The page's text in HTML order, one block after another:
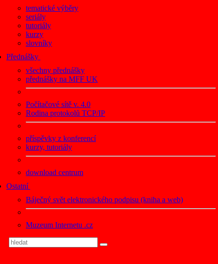
tematické výběry
seriály
tutoriály
kurzy
slovníky
Přednášky
všechny přednášky
přednášky na MFF UK
Počítačové sítě v. 4.0
Rodina protokolů TCP/IP
příspěvky z konferencí
kurzy, tutoriály
download centrum
Ostatní
Báječný svět elektronického podpisu (kniha a web)
Muzeum Internetu .cz